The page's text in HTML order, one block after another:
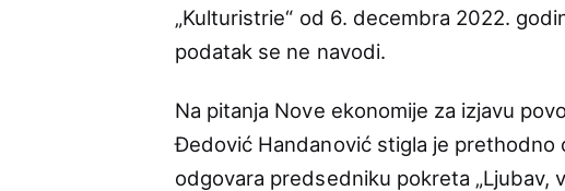
„Kulturistrie“ od 6. decembra 2022.
podatak se ne navodi.
Na pitanja Nove ekonomije za izjavu
Đedović Handanović stigla je prethodno
odgovara predsedniku pokreta „Ljubav,